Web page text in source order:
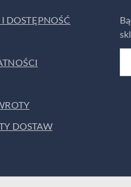
DOSTĘPNOŚĆ
DOSTAW